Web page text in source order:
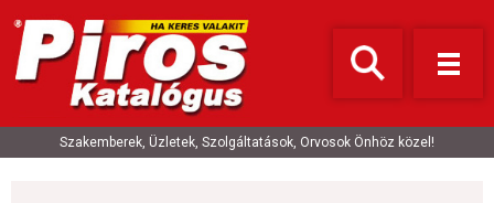
Szakemberek, Üzletek, Szolgáltatások, Orvosok Önhöz közel!